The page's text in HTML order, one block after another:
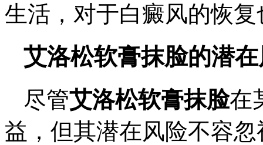
生活，对于白癜风的恢
艾洛松软膏抹脸的潜
尽管艾洛松软膏抹脸在
益，但其潜在风险不容